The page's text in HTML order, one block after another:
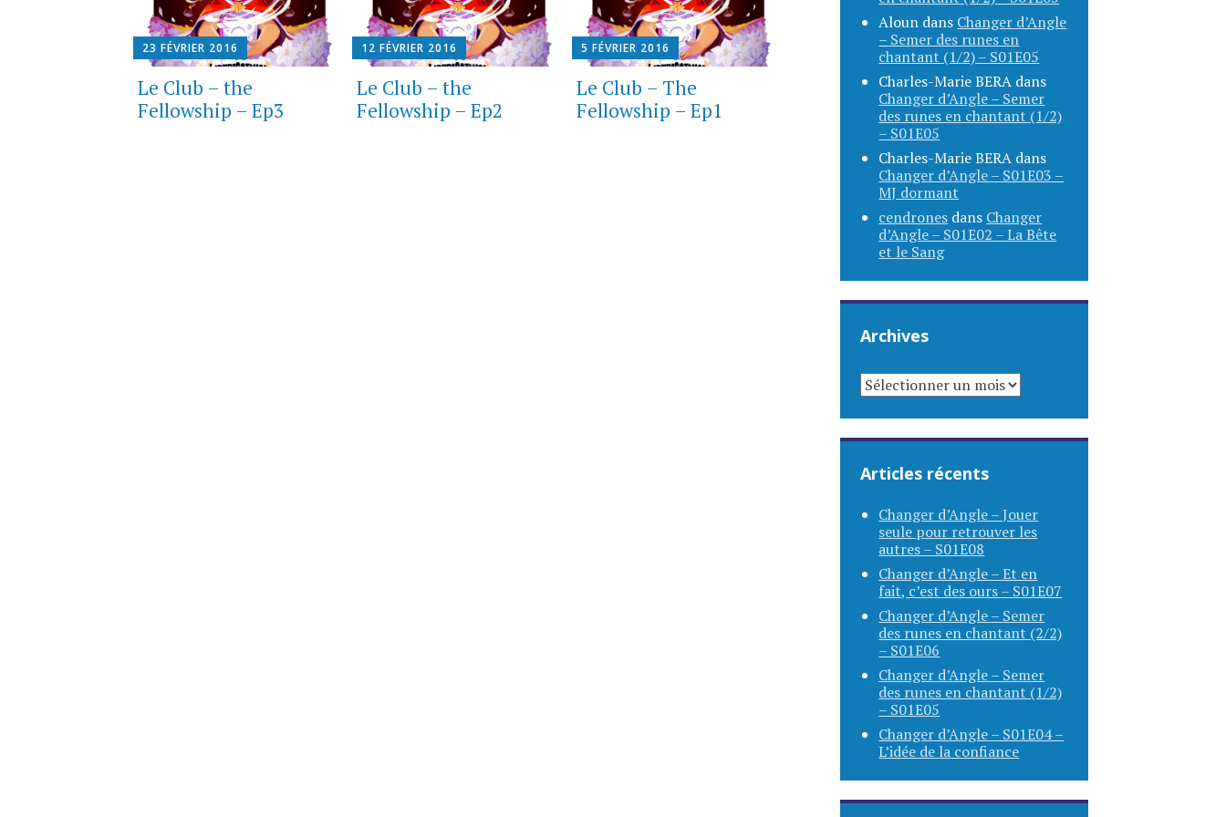
23 FÉVRIER 2016
Le Club – the
Fellowship – Ep3
12 FÉVRIER 2016
Le Club – the
Fellowship – Ep2
5 FÉVRIER 2016
Le Club – The
Fellowship – Ep1
Aloun dans Changer d’Angle
– Semer des runes en
chantant (1/2) – S01E05
Charles-Marie BERA dans
Changer d’Angle – Semer
des runes en chantant (1/2)
– S01E05
Charles-Marie BERA dans
Changer d’Angle – S01E03 –
MJ dormant
cendrones dans Changer
d’Angle – S01E02 – La Bête
et le Sang
Archives
ARCHIVES
Articles récents
Changer d’Angle – Jouer
seule pour retrouver les
autres – S01E08
Changer d’Angle – Et en
fait, c’est des ours – S01E07
Changer d’Angle – Semer
des runes en chantant (2/2)
– S01E06
Changer d’Angle – Semer
des runes en chantant (1/2)
– S01E05
Changer d’Angle – S01E04 –
L’idée de la confiance